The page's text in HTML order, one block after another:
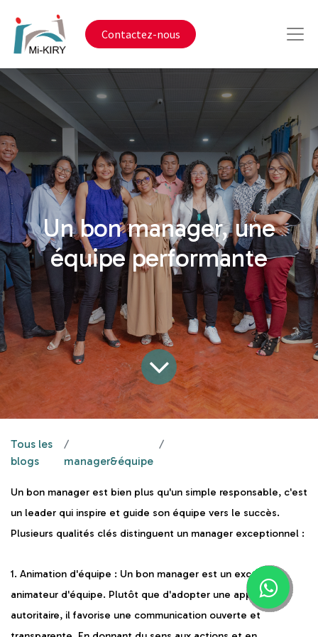
Contactez-nous
Un bon manager, une
équipe performante
Tous les
blogs
manager&équipe
Un bon manager est bien plus qu'un simple responsable, c'est
un leader qui inspire et guide son équipe vers le succès.
Plusieurs qualités clés distinguent un manager exceptionnel :
1. Animation d'équipe : Un bon manager est un excellent
animateur d'équipe. Plutôt que d'adopter une approche
autoritaire, il favorise une communication ouverte et